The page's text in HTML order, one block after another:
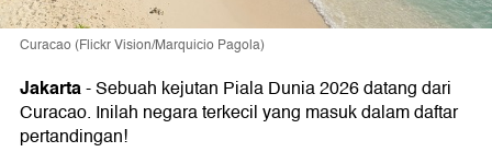
Curacao (Flickr Vision/Marquicio Pagola)
Jakarta-Sebuah kejutan Piala Dunia 2026 datang dari
Curacao. Inilah negara terkecil yang masuk dalam daftar
pertandingan!